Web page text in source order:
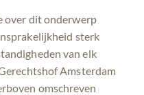
over dit onderwerp
sterk
van elk
Amsterdam
omschreven